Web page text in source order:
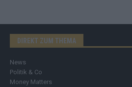
DIREKT ZUM THEMA
News
Politik & Co
Money Matters